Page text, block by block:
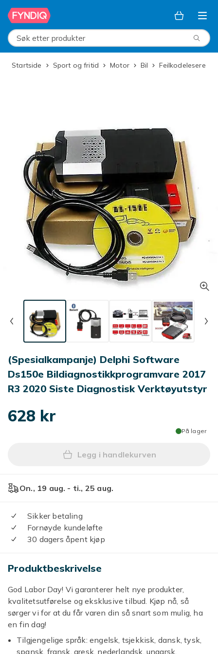
Hopp til hovedinnhold
Søk etter produkter
Startside Sport og fritid Motor Bil Feilkodelesere
(Spesialkampanje) Delphi Software
Ds150e Bildiagnostikkprogramvare 2017
R3 2020 Siste Diagnostisk Verktøyutstyr
628 kr
På lager
Legg (Spesialkampanje)
Legg i handlekurven
On., 19 aug. - ti., 25 aug.
Sikker betaling
Fornøyde kundeløfte
30 dagers åpent kjøp
Produktbeskrivelse
God Labor Day! Vi garanterer helt nye produkter,
kvalitetsutførelse og eksklusive tilbud. Kjøp nå, så
sørger vi for at du får varen din så snart som mulig, ha
en fin dag!
Tilgjengelige språk: engelsk, tsjekkisk, dansk, tysk,
spansk, fransk, gresk, nederlandsk, ungarsk,